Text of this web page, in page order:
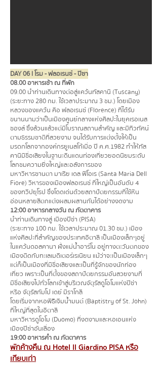
DAY 06 l โรม - ฟลอเรนซ์ - ปิซา
08.00 อาหารเช้า ณ ที่พัก
09.00 นำท่านเดินทางต่อสู่แคว้นทัสคานี (Tuscany)
(ระยะทาง 280 กม. ใช้เวลาประมาณ 3 ชม.) โดยเมือง
หลวงของแคว้น คือ ฟลอเรนซ์ (Florence) ที่ได้รับ
ขนานนามว่าเป็นเมืองศูนย์กลางแห่งศิลปะในยุคเรอเนส
ซองส์ ซึ่งล้วนแล้วแต่มีโบราณสถานสำคัญ และมีทิวทัศน์
ตามธรรมชาติที่สวยงาม จนได้รับการแต่งตั้งให้เป็น
มรดกโลกจากองค์กรยูเนสโก้เมื่อ ปี ค.ศ.1982 ทำให้ทัส
คานีมีชื่อเสียงในฐานะดินแดนท่องเที่ยวยอดนิยมระดับ
โลกชมความยิ่งใหญ่และอลังการของ
มหาวิหารซานตา มาเรีย เดล ฟิโอเร (Santa Maria Dell
Fiore) วิหารของเมืองฟลอเรนซ์ ที่ใหญ่เป็นอันดับ 4
ของทวีปยุโรป ซึ่งโดดเด่นด้วยสถาปัตยกรรมที่ใช้หิน
อ่อนหลายสีตกแต่งผสมผสานกันได้อย่างงดงาม
12:00 อาหารกลางวัน ณ ภัตตาคาร
นำท่านเดินทางสู่ เมืองปิซ่า (PISA)
(ระยะทาง 100 กม. ใช้เวลาประมาณ 01.30 ชม.) เมือง
แห่งศิลปะที่สำคัญของประเทศอิตาลี เป็นเมืองเล็กๆอยู่
ในแคว้นดอสคานา ฝั่งแม่น้ำอาร์โน อยู่ทางตะวันตกของ
เมืองติดกับทะเลเมดิเตอร์เรเนียน แม้ว่าจะเป็นเมืองเล็กๆ
แต่ก็เป็นเมืองที่มีชื่อเสียงและเป็นที่รู้จักของนักท่อง
เที่ยว เพราะเป็นที่ตั้งของสถาปัตยกรรมอันสวยงามที่
มีชื่อเสียงไปทั่วโลกเข้าสู่บริเวณจัตุรัสดูโอโมแห่งปิซ่า
หรือ จัตุรัสกัมโป เดย์ มีราโกลี
โดยเริ่มจากหอพิธีเจิมน้ำมนต์ (Baptistry of St. John)
ที่ใหญ่ที่สุดในอิตาลี
มหาวิหารดูโอโม (Duomo) ที่งดงามและหอเอนแห่ง
เมืองปิซ่าอันเลื่อง
19:00 อาหารค่ำ ณ ภัตตาคาร
พักค้างคืน ณ Hotel Il Giardino PISA หรือ
เทียบเท่า